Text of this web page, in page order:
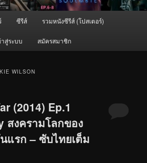
ซีรีส์ รวมหนังซีรีส์ (โปสเตอร์)
าสู่ระบบ สมัครสมาชิก
WILSON
(2014) Ep.1
สงครามโลกของ
แรก – ซับไทยเต็ม